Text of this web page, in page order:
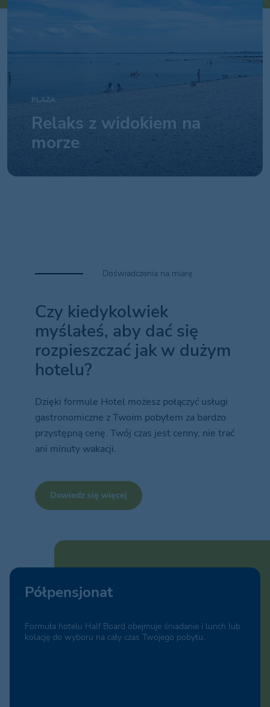
PLAŻA
Relaks z widokiem na
morze
Doświadczenia na miarę
Czy kiedykolwiek
myślałeś, aby dać się
rozpieszczać jak w dużym
hotelu?
Dzięki formule Hotel możesz połączyć usługi
gastronomiczne z Twoim pobytem za bardzo
przystępną cenę. Twój czas jest cenny, nie trać
ani minuty wakacji.
Dowiedz się więcej
lunch lub
Pełne wyżywienie
Usługa pełnego wyżywienia pozwala połączyć
posiłki dnia z Twoim urlopem na cały okres pobytu.